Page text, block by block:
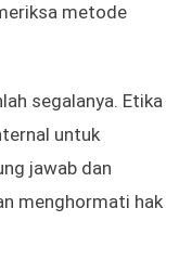
metode
segalanya. Etika
untuk
jawab dan
menghormati hak